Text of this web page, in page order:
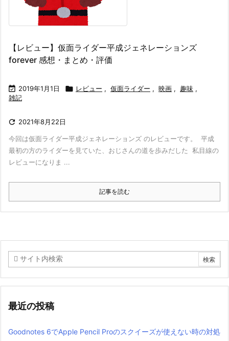
【レビュー】仮面ライダー平成ジェネレーションズ
forever 感想・まとめ・評価
 2019年1月1日  レビュー , 仮面ライダー , 映画 , 趣味 ,
雑記
 2021年8月22日
今回は仮面ライダー平成ジェネレーションズ のレビューです。
平成
最初の方のライダーを見ていた、おじさんの道を歩みだした 私目線の
レビューになりま ...
記事を読む
最近の投稿
Goodnotes 6でApple Pencil Proのスクイーズが使えない時の対処